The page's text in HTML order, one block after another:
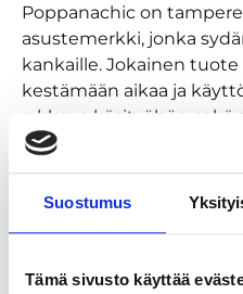
Suostumus
Tämä sivusto käyttää
Poppanachic on
asustemerkki, jonka
kankaille. Jokainen
kestämään aikaa ja
rakkaus käsityöhön sekä
tekstiiliperinteeseen.
Tampereella, ja niiden
paikalliseen luovuuteen
Merkkejämme myydään
Palvelemme myös